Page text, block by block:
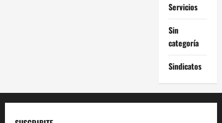
Servicios
Sin
categoría
Sindicatos